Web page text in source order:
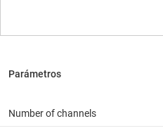
Number of channels